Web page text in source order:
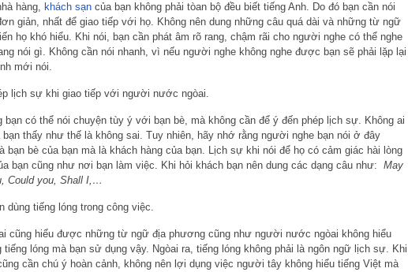
hàng, khách sạn của bạn không phải tòan bộ đều biết tiếng Anh. Do đó bạn cần nói
giản, nhất để giao tiếp với họ. Không nên dung những câu quá dài và những từ ngữ
họ khó hiểu. Khi nói, bạn cần phát âm rõ rang, chậm rãi cho người nghe có thể nghe
nói gì. Không cần nói nhanh, vì nếu người nghe không nghe được bạn sẽ phải lặp lại
mới nói.
lịch sự khi giao tiếp với người nước ngòai.
bạn có thể nói chuyện tùy ý với bạn bè, mà không cần để ý đến phép lịch sự. Không ai
bạn thấy như thế là không sai. Tuy nhiên, hãy nhớ rằng người nghe bạn nói ở đây
bạn bè của bạn mà là khách hàng của bạn. Lịch sự khi nói để họ có cảm giác hài lòng
bạn cũng như nơi bạn làm việc. Khi hỏi khách bạn nên dung các dạng câu như: May
Could you, Shall I,…
dùng tiếng lóng trong công việc.
cũng hiểu được những từ ngữ địa phương cũng như người nước ngòai không hiểu
lóng mà bạn sử dụng vậy. Ngòai ra, tiếng lóng không phải là ngôn ngữ lịch sự. Khi
cần chú ý hoàn cảnh, không nên lợi dụng việc người tây không hiểu tiếng Việt mà